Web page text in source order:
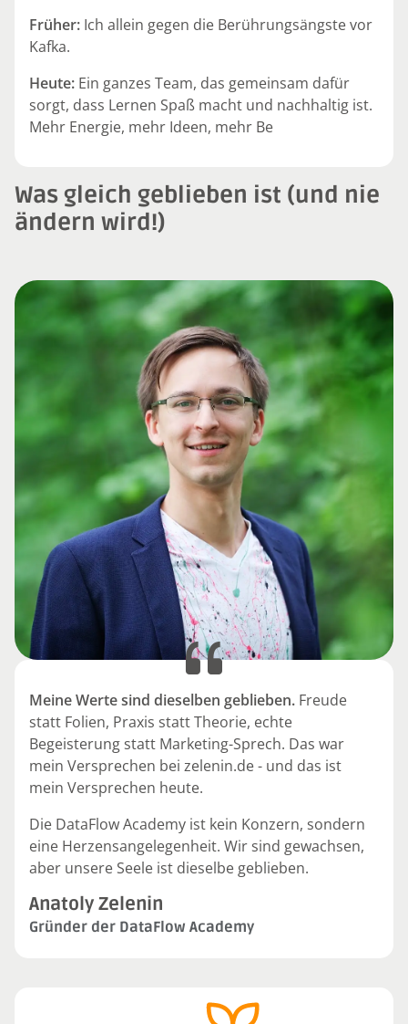
Früher: Ich allein gegen die Berührungsängste vor
Kafka.
Heute: Ein ganzes Team, das gemeinsam dafür
sorgt, dass Lernen Spaß macht und nachhaltig ist.
Mehr Energie, mehr Ideen, mehr Be
Was gleich geblieben ist (und nie
ändern wird!)
Meine Werte sind dieselben geblieben. Freude
statt Folien, Praxis statt Theorie, echte
Begeisterung statt Marketing-Sprech. Das war
mein Versprechen bei zelenin.de - und das ist
mein Versprechen heute.
Die DataFlow Academy ist kein Konzern, sondern
eine Herzensangelegenheit. Wir sind gewachsen,
aber unsere Seele ist dieselbe geblieben.
Anatoly Zelenin
Gründer der DataFlow Academy